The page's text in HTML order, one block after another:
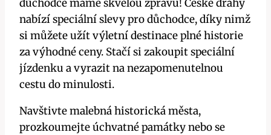
důchodce máme skvělou zprávu! České dráhy
nabízí speciální slevy pro důchodce, díky nimž
si můžete užít výletní destinace plné historie
za výhodné ceny. Stačí si zakoupit speciální
jízdenku a vyrazit na nezapomenutelnou
cestu do minulosti.
Navštivte malebná historická města,
prozkoumejte úchvatné památky nebo se